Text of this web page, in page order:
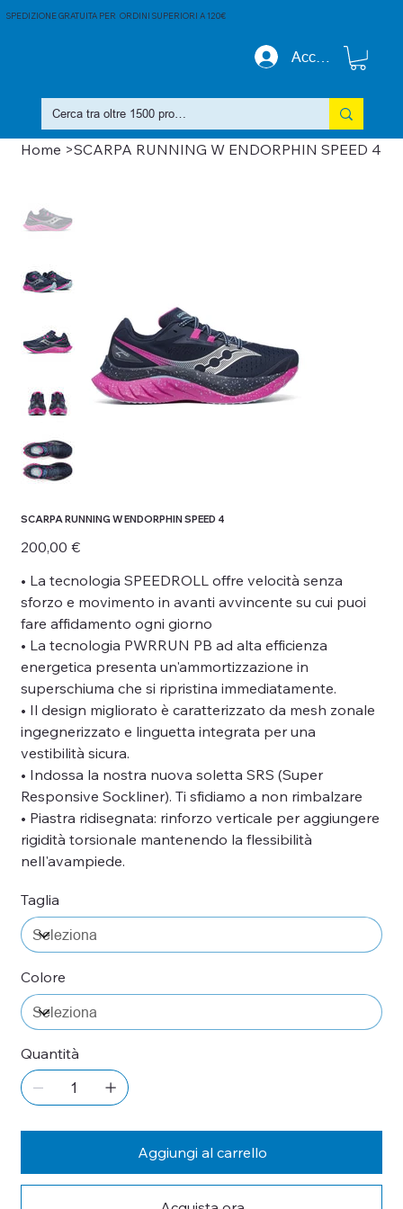
Accedi
SPEDIZIONE GRATUITA PER ORDINI SUPERIORI A 120€
Home >SCARPA RUNNING W ENDORPHIN SPEED 4
SCARPA RUNNING W ENDORPHIN SPEED 4
Prezzo
200,00 €
• La tecnologia SPEEDROLL offre velocità senza
sforzo e movimento in avanti avvincente su cui puoi
fare affidamento ogni giorno
• La tecnologia PWRRUN PB ad alta efficienza
energetica presenta un'ammortizzazione in
superschiuma che si ripristina immediatamente.
• Il design migliorato è caratterizzato da mesh zonale
ingegnerizzato e linguetta integrata per una
vestibilità sicura.
• Indossa la nostra nuova soletta SRS (Super
Responsive Sockliner). Ti sfidiamo a non rimbalzare
• Piastra ridisegnata: rinforzo verticale per aggiungere
rigidità torsionale mantenendo la flessibilità
nell'avampiede.
Taglia
Colore
Quantità
Aggiungi al carrello